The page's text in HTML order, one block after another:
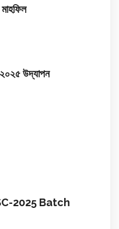
২০২৫ উদ্​যাপন
2025 Batch